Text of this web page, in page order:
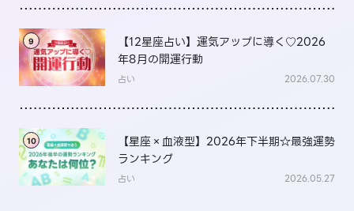
9
【12星座占い】運気アップに導く♡2026
年8月の開運行動
占い 2026.07.30
10
【星座×血液型】2026年下半期☆最強運勢
ランキング
占い 2026.05.27